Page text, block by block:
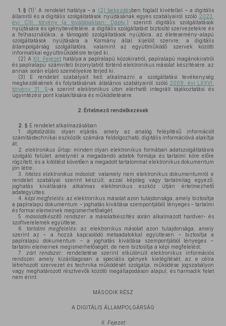
1. § (1) 1 A rendelet hatálya – a (2) bekezdésben foglalt kivétellel – a digitális
államról és a digitális szolgáltatások nyújtásának egyes szabályairól szóló 2023.
évi CIII. törvény (a továbbiakban: Dáptv.) szerinti digitális szolgáltatások
nyújtására és igénybevételére, a digitális szolgáltatást biztosító szervezetekre és
a felhasználókra, a támogató szolgáltatások nyújtóira, az életesemény-alapú
szolgáltatások nyújtására a Kormány által kijelölt szervre, a digitális
állampolgárság szolgáltatóra, valamint az együttműködő szervek közötti
informatikai együttműködésre terjed ki.
(2) A XII. Fejezet hatálya a papíralapú közokiratról, papíralapú magánokiratról
és papíralapú számviteli bizonylatról történő elektronikus másolat készítésére, az
annak során eljáró személyekre terjed ki.
(3) E rendelet szabályait kell alkalmazni a szolgáltatási tevékenység
megkezdésének és folytatásának általános szabályairól szóló 2009. évi LXXVI.
törvény 31. §-a szerint elektronikus úton elérhető integrált tájékoztatási és
ügyintézési pont kialakítására és működtetésére.
2. Értelmező rendelkezések
2. § E rendelet alkalmazásában
1.
digitalizálás: olyan eljárás, amely az analóg felépítésű információt
számítástechnikai eszközök számára feldolgozható, digitális információvá alakítja
át;
2.
elektronikus űrlap: minden olyan elektronikus formában adatszolgáltatásra
szolgáló felület, amelynél a megadandó adatok formája és tartalmi köre előre
rögzített, és a kitöltést követően a megadott tartalommal elektronikus dokumentum
jön létre;
3.
hiteles elektronikus másolat: valamely nem elektronikus dokumentumról e
rendelet szabályai szerint készült, azzal képileg vagy tartalmilag egyező,
joghatás kiváltására alkalmas elektronikus eszköz útján értelmezhető
adategyüttes;
4. képi megfelelés: az elektronikus másolat azon tulajdonsága, amely biztosítja
a papíralapú dokumentum – joghatás kiváltása szempontjából lényeges – tartalmi
és formai elemeinek megismerhetőségét;
5.
másolatkészítő rendszer: a másolatkészítés során alkalmazott hardver- és
szoftverelemek együttese;
6.
tartalmi megfelelés: az elektronikus másolat azon tulajdonsága, amely
szerint az − a hozzá kapcsolódó metaadatokkal együttesen − biztosítja a
papíralapú dokumentum − a joghatás kiváltása szempontjából lényeges −
tartalmi elemeinek megismerhetőségét, de nem biztosítja a képi megfelelést;
7.
zárt rendszer: rendeltetése szerint elkülönült elektronikus információs
rendszer, amely kizárólagosan a speciális igények kielégítését, az e célra
létrehozott szervezet és technika működését szolgálja, működése jogszabályon
vagy meghatározott résztvevők közötti megállapodáson alapul, és harmadik felet
nem érint.
MÁSODIK RÉSZ
A DIGITÁLIS ÁLLAMPOLGÁRSÁG
II. Fejezet